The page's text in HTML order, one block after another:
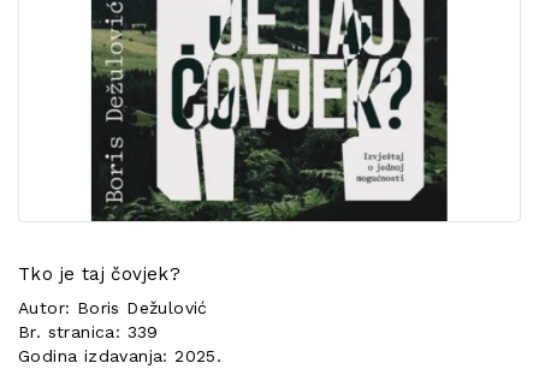
POSEBNA
Tko je taj čovjek?
Autor: Boris Dežulović
Br. stranica: 339
Godina izdavanja: 2025.